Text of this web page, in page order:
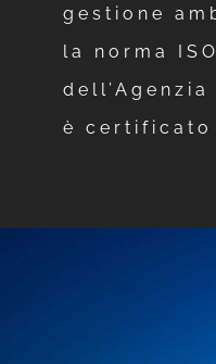
gestione
la norma
è certificato